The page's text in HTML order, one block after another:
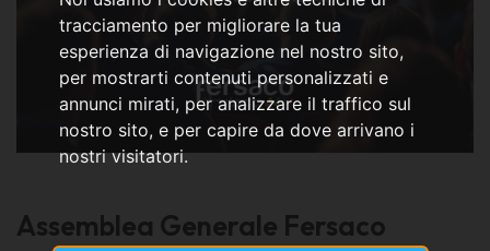
tracciamento per migliorare la tua
esperienza di navigazione nel nostro sito,
per mostrarti contenuti personalizzati e
annunci mirati, per analizzare il traffico sul
nostro sito, e per capire da dove arrivano i
nostri visitatori.
Assemblea Generale Fersaco